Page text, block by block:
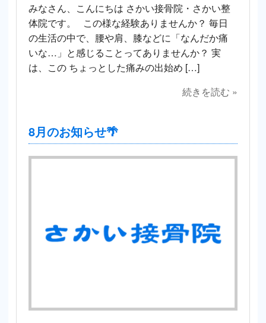
みなさん、こんにちは さかい接骨院・さかい整
体院です。 この様な経験ありませんか？ 毎日
の生活の中で、腰や肩、膝などに「なんだか痛
いな…」と感じることってありませんか？ 実
は、この ちょっとした痛みの出始め […]
続きを読む »
8月のお知らせ🌴